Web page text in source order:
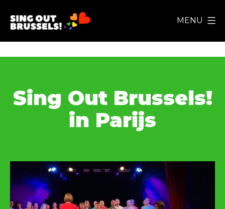
naar
MENU
Sing Out Brussels!
in Parijs